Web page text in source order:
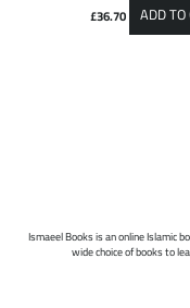
£36.70 ADD
Ismaeel Books is an online Islamic
wide choice of books to